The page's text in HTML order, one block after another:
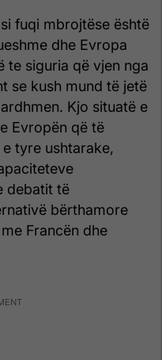
fuqi mbrojtëse është
dhe Evropa
te siguria që vjen nga
se kush mund të jetë
Kjo situatë e
Evropën që të
tyre ushtarake,
debatit të
bërthamore
Francën dhe